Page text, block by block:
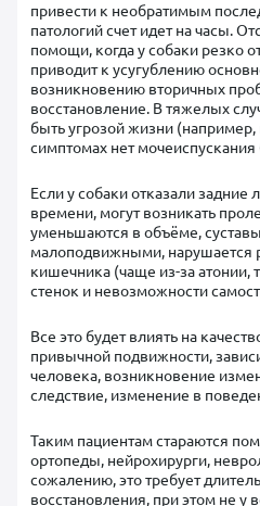
привести к необратимым
патологий счет идет на часы.
помощи, когда у собаки резко
приводит к усугублению
возникновению вторичных
восстановление. В тяжелых
быть угрозой жизни (например,
симптомах нет
Если у собаки отказали
времени, могут возникать
уменьшаются в объёме,
малоподвижными, нарушается
кишечника (чаще из-за атонии,
стенок и невозможности
Все это будет влиять на
привычной подвижности,
человека, возникновение
следствие, изменение в
Таким пациентам стараются
ортопеды, нейрохирурги,
сожалению, это требует
восстановления, при этом не у